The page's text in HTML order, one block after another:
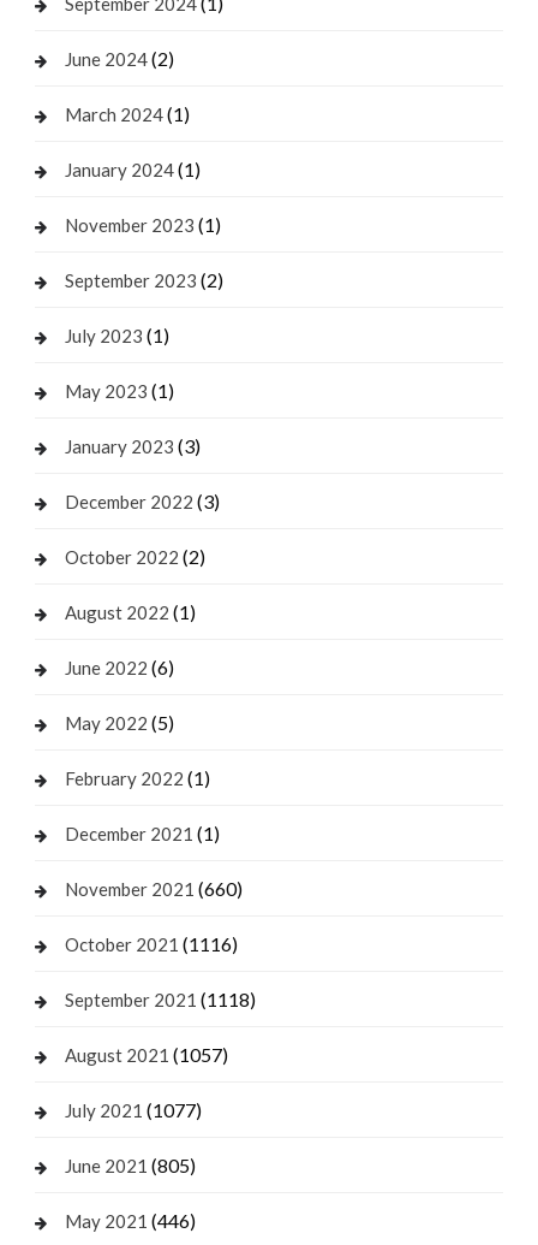
June 2024(2)
March 2024(1)
January 2024(1)
November 2023 (1)
September 2023 (2)
July 2023 (1)
May 2023 (1)
January 2023 (3)
December 2022 (3)
October 2022 (2)
August 2022 (1)
June 2022 (6)
May 2022 (5)
February 2022 (1)
December 2021 (1)
November 2021 (660)
October 2021 (1116)
September 2021 (1118)
August 2021 (1057)
July 2021 (1077)
June 2021 (805)
May 2021 (446)